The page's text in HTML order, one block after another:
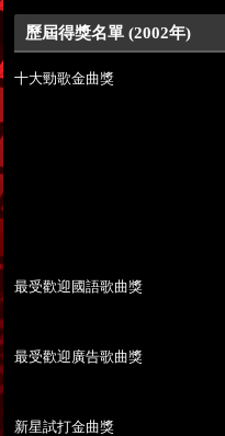
歷屆得獎名單 (2002年)
十大勁歌金曲獎
最受歡迎國語歌曲獎
最受歡迎廣告歌曲獎
新星試打金曲獎